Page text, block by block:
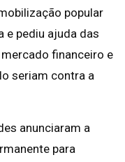
popular
e pediu ajuda das
financeiro e
seriam contra a
anunciaram a
para